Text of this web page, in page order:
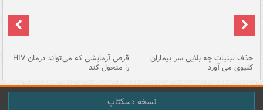
حذف لبنیات چه بلایی سر بیماران
کلیوی می آورد
قرص آزمایشی که می‌تواند درمان HIV
را متحول کند
نسخه دسکتاپ